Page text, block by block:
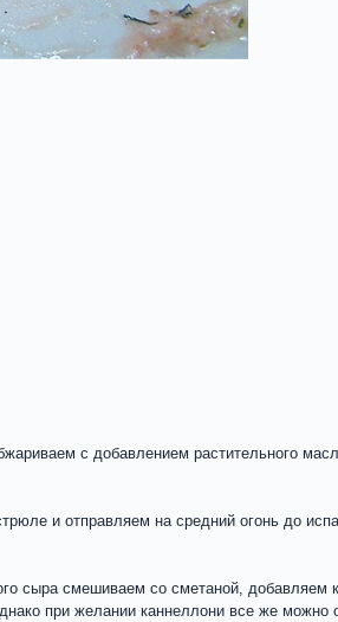
с добавлением растительного
и отправляем на средний огонь до
сыра смешиваем со сметаной,
при желании каннеллони все же можно